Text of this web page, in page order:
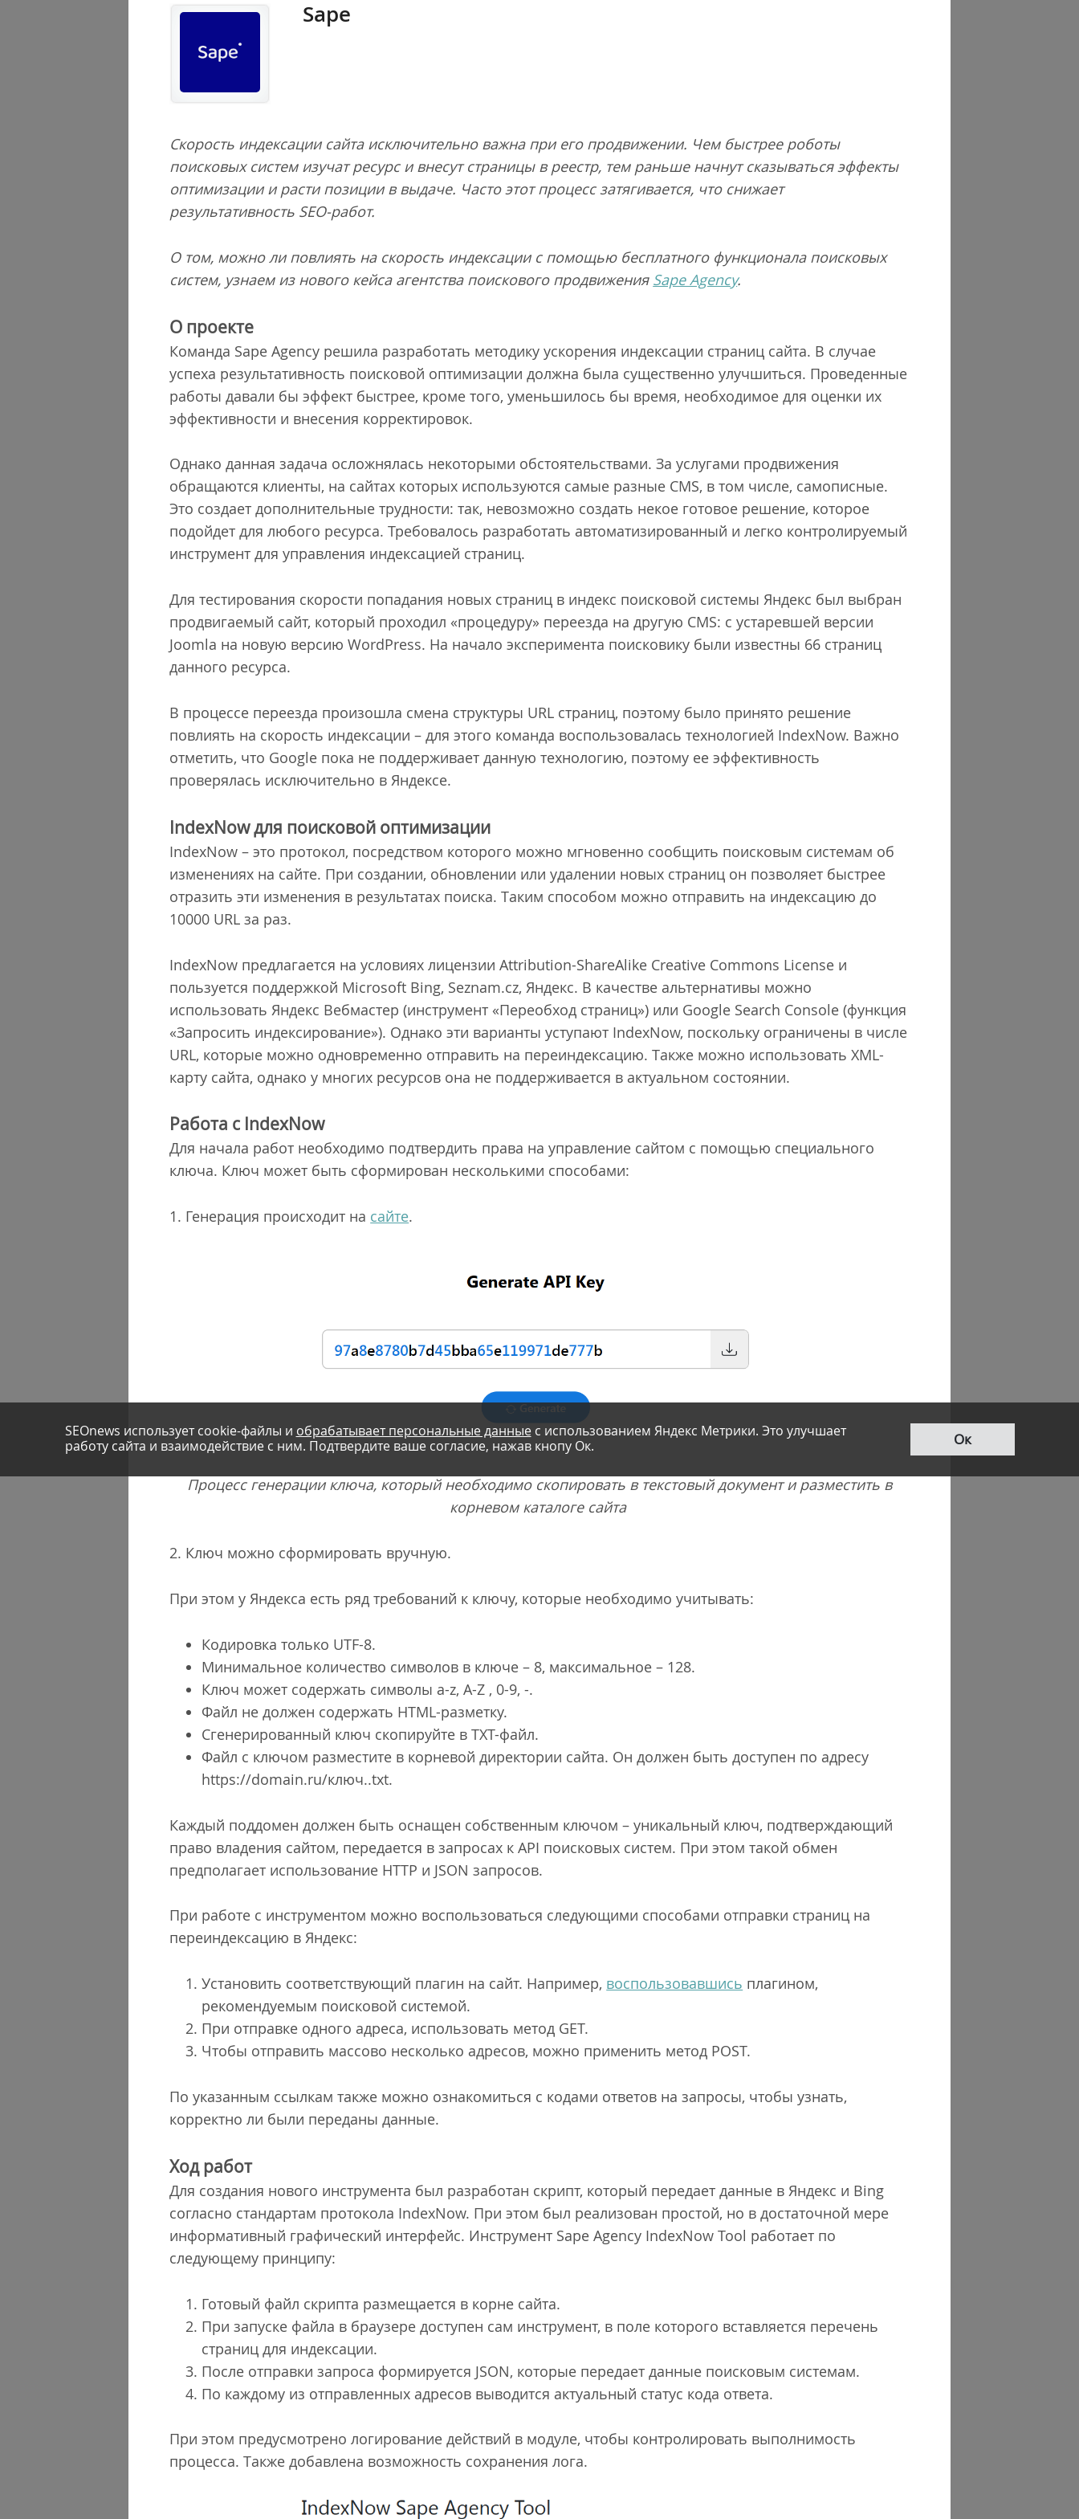
Sape
Скорость индексации сайта исключительно важна при его продвижении. Чем быстрее роботы
поисковых систем изучат ресурс и внесут страницы в реестр, тем раньше начнут сказываться эффекты
оптимизации и расти позиции в выдаче. Часто этот процесс затягивается, что снижает
результативность SEO-работ.
О том, можно ли повлиять на скорость индексации с помощью бесплатного функционала поисковых
систем, узнаем из нового кейса агентства поискового продвижения Sape Agency.
О проекте
Команда Sape Agency решила разработать методику ускорения индексации страниц сайта. В случае
успеха результативность поисковой оптимизации должна была существенно улучшиться. Проведенные
работы давали бы эффект быстрее, кроме того, уменьшилось бы время, необходимое для оценки их
эффективности и внесения корректировок.
Однако данная задача осложнялась некоторыми обстоятельствами. За услугами продвижения
обращаются клиенты, на сайтах которых используются самые разные CMS, в том числе, самописные.
Это создает дополнительные трудности: так, невозможно создать некое готовое решение, которое
подойдет для любого ресурса. Требовалось разработать автоматизированный и легко контролируемый
инструмент для управления индексацией страниц.
Для тестирования скорости попадания новых страниц в индекс поисковой системы Яндекс был выбран
продвигаемый сайт, который проходил «процедуру» переезда на другую CMS: с устаревшей версии
Joomla на новую версию WordPress. На начало эксперимента поисковику были известны 66 страниц
данного ресурса.
В процессе переезда произошла смена структуры URL страниц, поэтому было принято решение
повлиять на скорость индексации – для этого команда воспользовалась технологией IndexNow. Важно
отметить, что Google пока не поддерживает данную технологию, поэтому ее эффективность
проверялась исключительно в Яндексе.
IndexNow для поисковой оптимизации
IndexNow – это протокол, посредством которого можно мгновенно сообщить поисковым системам об
изменениях на сайте. При создании, обновлении или удалении новых страниц он позволяет быстрее
отразить эти изменения в результатах поиска. Таким способом можно отправить на индексацию до
10000 URL за раз.
IndexNow предлагается на условиях лицензии Attribution-ShareAlike Creative Commons License и
пользуется поддержкой Microsoft Bing, Seznam.cz, Яндекс. В качестве альтернативы можно
использовать Яндекс Вебмастер (инструмент «Переобход страниц») или Google Search Console (функция
«Запросить индексирование»). Однако эти варианты уступают IndexNow, поскольку ограничены в числе
URL, которые можно одновременно отправить на переиндексацию. Также можно использовать XML-
карту сайта, однако у многих ресурсов она не поддерживается в актуальном состоянии.
Работа с IndexNow
Для начала работ необходимо подтвердить права на управление сайтом с помощью специального
ключа. Ключ может быть сформирован несколькими способами:
1. Генерация происходит на сайте.
Процесс генерации ключа, который необходимо скопировать в текстовый документ и разместить в
корневом каталоге сайта
2. Ключ можно сформировать вручную.
При этом у Яндекса есть ряд требований к ключу, которые необходимо учитывать:
Кодировка только UTF-8.
Минимальное количество символов в ключе – 8, максимальное – 128.
Ключ может содержать символы a-z, A-Z , 0-9, -.
Файл не должен содержать HTML-разметку.
Сгенерированный ключ скопируйте в TXT-файл.
Файл с ключом разместите в корневой директории сайта. Он должен быть доступен по адресу
https://domain.ru/ключ..txt.
Каждый поддомен должен быть оснащен собственным ключом – уникальный ключ, подтверждающий
право владения сайтом, передается в запросах к API поисковых систем. При этом такой обмен
предполагает использование HTTP и JSON запросов.
При работе с инструментом можно воспользоваться следующими способами отправки страниц на
переиндексацию в Яндекс:
Установить соответствующий плагин на сайт. Например, воспользовавшись плагином,
рекомендуемым поисковой системой.
При отправке одного адреса, использовать метод GET.
Чтобы отправить массово несколько адресов, можно применить метод POST.
По указанным ссылкам также можно ознакомиться с кодами ответов на запросы, чтобы узнать,
корректно ли были переданы данные.
Ход работ
Для создания нового инструмента был разработан скрипт, который передает данные в Яндекс и Bing
согласно стандартам протокола IndexNow. При этом был реализован простой, но в достаточной мере
информативный графический интерфейс. Инструмент Sape Agency IndexNow Tool работает по
следующему принципу:
Готовый файл скрипта размещается в корне сайта.
При запуске файла в браузере доступен сам инструмент, в поле которого вставляется перечень
страниц для индексации.
После отправки запроса формируется JSON, которые передает данные поисковым системам.
По каждому из отправленных адресов выводится актуальный статус кода ответа.
При этом предусмотрено логирование действий в модуле, чтобы контролировать выполнимость
процесса. Также добавлена возможность сохранения лога.
SEOnews использует cookie-файлы и обрабатывает персональные данныес использованием Яндекс Метрики. Это улучшает
работу сайта и взаимодействие с ним. Подтвердите ваше согласие, нажав кнопу Ок.
Ок